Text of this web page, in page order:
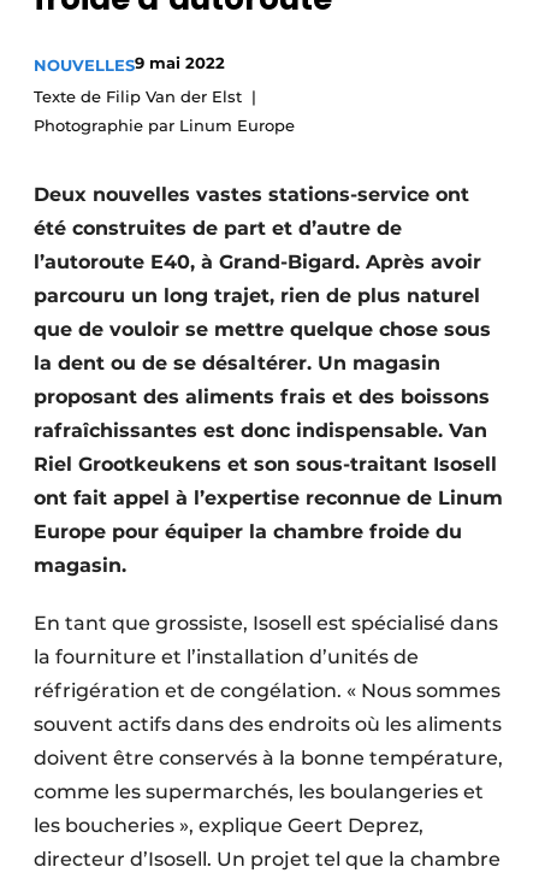
S’inscrire
Termes et conditions
NOUVELLES9 mai 2022
Texte de Filip Van der Elst
Photographie par Linum Europe
Deux nouvelles vastes stations-service ont
été construites de part et d’autre de
l’autoroute E40, à Grand-Bigard. Après avoir
parcouru un long trajet, rien de plus naturel
que de vouloir se mettre quelque chose sous
la dent ou de se désaltérer. Un magasin
proposant des aliments frais et des boissons
rafraîchissantes est donc indispensable. Van
Riel Grootkeukens et son sous-traitant Isosell
ont fait appel à l’expertise reconnue de Linum
Europe pour équiper la chambre froide du
magasin.
En tant que grossiste, Isosell est spécialisé dans
la fourniture et l’installation d’unités de
réfrigération et de congélation. « Nous sommes
souvent actifs dans des endroits où les aliments
doivent être conservés à la bonne température,
comme les supermarchés, les boulangeries et
les boucheries », explique Geert Deprez,
directeur d’Isosell. Un projet tel que la chambre